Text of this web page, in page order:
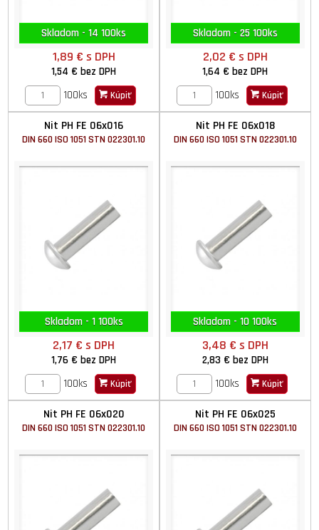
Skladom - 14 100ks
1,89 € s DPH
1,54 €bez DPH
100ks
Kúpiť
Skladom - 25 100ks
2,02 € s DPH
1,64 €bez DPH
100ks
Kúpiť
Nit PH FE 06x016
DIN 660 ISO 1051 STN 022301.10
Skladom - 1 100ks
2,17 €s DPH
1,76 €bez DPH
100ks
Kúpiť
Nit PH FE 06x018
DIN 660 ISO 1051 STN 022301.10
Skladom - 10 100ks
3,48 € s DPH
2,83 € bez DPH
100ks
Kúpiť
Nit PH FE 06x020
DIN 660 ISO 1051 STN 022301.10
Nit PH FE 06x025
DIN 660 ISO 1051 STN 022301.10